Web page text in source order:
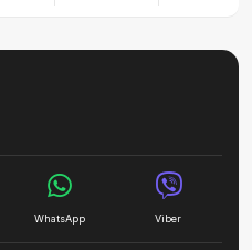
WhatsApp Viber